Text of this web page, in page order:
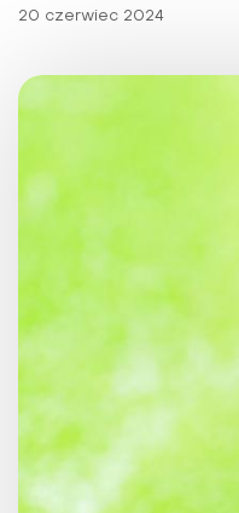
20 czerwiec 2024